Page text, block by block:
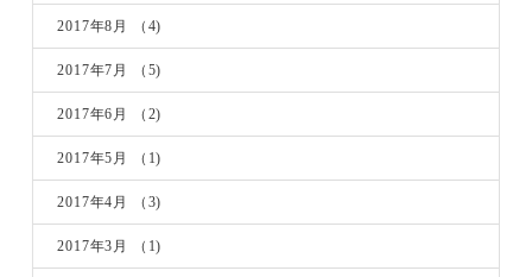
2017年8月 （4)
2017年7月 （5)
2017年6月 （2)
2017年5月 （1)
2017年4月 （3)
2017年3月 （1)